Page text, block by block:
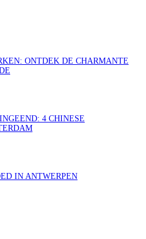
ONTDEK DE CHARMANTE
4 CHINESE
IN ANTWERPEN